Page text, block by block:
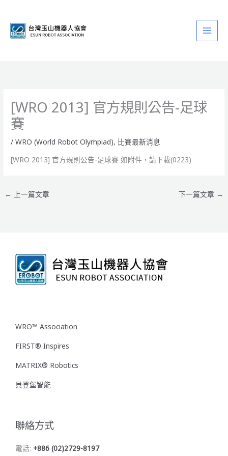
[WRO 2013] 官方規則公告-足球
賽
/WRO (World Robot Olympiad), 比賽最新消息
[WRO 2013] 官方規則公告-足球賽 如附件，請下載(0223)
← 上一篇文章 下一篇文章 →
WRO™ Association
FIRST® Inspires
MATRIX® Robotics
貝登堡智能
聯絡方式
電話: +886 (02)2729-8197